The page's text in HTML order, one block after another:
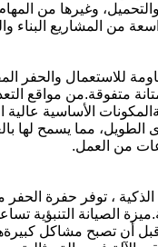
والتحميل، وغيرها من
من المشاريع البناء
للاستعمال والحفر
متانة متفوقة.من مواقع
الأساسية عالية
الطويل، مما يسمح لها
من العمل.
، توفر حفرة
الصيانة التنبؤية
أن تصبح مشاكل